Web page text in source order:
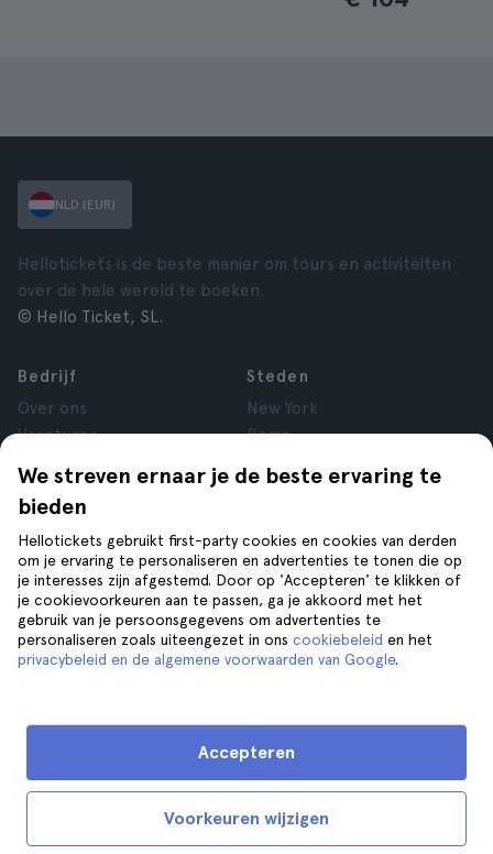
We streven ernaar je de beste ervaring te
bieden
Hellotickets gebruikt first-party cookies en cookies van derden
om je ervaring te personaliseren en advertenties te tonen die op
je interesses zijn afgestemd. Door op 'Accepteren' te klikken of
je cookievoorkeuren aan te passen, ga je akkoord met het
gebruik van je persoonsgegevens om advertenties te
personaliseren zoals uiteengezet in ons cookiebeleid en het
privacybeleid en de algemene voorwaarden van Google.
Voorkeuren wijzigen
Accepteren
NLD (EUR)
Hellotickets is de beste manier om tours en activiteiten
over de hele wereld te boeken.
© Hello Ticket, SL.
Bedrijf
Over ons
Vacatures
Reviews
Privacy
Voorwaarden
Juridische kennisgeving
Cookies
Steden
New York
Rome
Londen
Krakau
Tenerife
Help
Volg ons op